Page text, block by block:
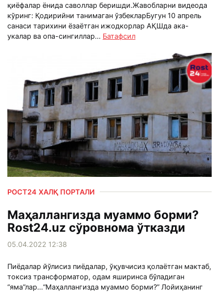
қиёфалар ёнида саволлар беришди.Жавобларни видеода
кўринг: Қодирийни танимаган ўзбекларБугун 10 апрель
санаси тарихини ёзаётган ижодкорлар АҚШда ака-
укалар ва опа-сингиллар... Батафсил
РОСТ24 ХАЛҚ ПОРТАЛИ
Маҳаллангизда муаммо борми?
Rost24.uz сўровнома ўтказди
05.04.2022 12:38
Пиёдалар йўлисиз пиёдалар, ўқувчисиз қолаётган мактаб,
токсиз трансформатор, одам яширинса бўладиган
“яма”лар...“Маҳаллангизда муаммо борми?” Лойиҳанинг